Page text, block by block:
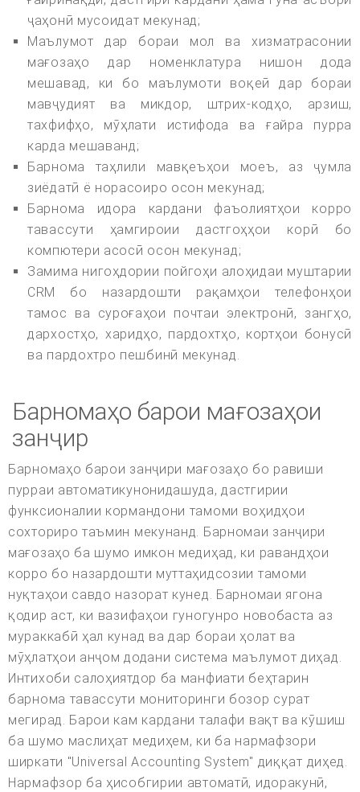
ҷаҳонӣ мусоидат мекунад;
Маълумот дар бораи мол ва хизматрасонии
мағозаҳо дар номенклатура нишон дода
мешавад, ки бо маълумоти воқеӣ дар бораи
мавҷудият ва микдор, штрих-кодҳо, арзиш,
тахфифҳо, мӯҳлати истифода ва ғайра пурра
карда мешаванд;
Барнома таҳлили мавқеъҳои моеъ, аз ҷумла
зиёдатӣ ё норасоиро осон мекунад;
Барнома идора кардани фаъолиятҳои корро
тавассути ҳамгироии дастгоҳҳои корӣ бо
компютери асосӣ осон мекунад;
Замима нигоҳдории пойгоҳи алоҳидаи муштарии
CRM бо назардошти рақамҳои телефонҳои
тамос ва суроғаҳои почтаи электронӣ, зангҳо,
дархостҳо, харидҳо, пардохтҳо, кортҳои бонусӣ
ва пардохтро пешбинӣ мекунад.
Барномаҳо барои мағозаҳои
занҷир
Барномаҳо барои занҷири мағозаҳо бо равиши
пурраи автоматикунонидашуда, дастгирии
функсионалии кормандони тамоми воҳидҳои
сохториро таъмин мекунанд. Барномаи занҷири
мағозаҳо ба шумо имкон медиҳад, ки равандҳои
корро бо назардошти муттаҳидсозии тамоми
нуқтаҳои савдо назорат кунед. Барномаи ягона
қодир аст, ки вазифаҳои гуногунро новобаста аз
мураккабӣ ҳал кунад ва дар бораи ҳолат ва
мӯҳлатҳои анҷом додани система маълумот диҳад.
Интихоби салоҳиятдор ба манфиати беҳтарин
барнома тавассути мониторинги бозор сурат
мегирад. Барои кам кардани талафи вақт ва кӯшиш
ба шумо маслиҳат медиҳем, ки ба нармафзори
ширкати "Universal Accounting System" диққат диҳед.
Нармафзор ба ҳисобгирии автоматӣ, идоракунӣ,